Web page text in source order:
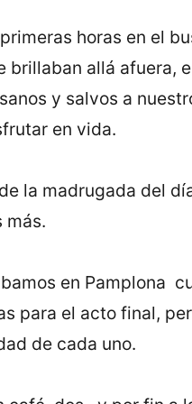
horas en el
brillaban allá afuera,
y salvos a
en vida.
la madrugada del
más.
en Pamplona
para el acto final,
de cada uno.